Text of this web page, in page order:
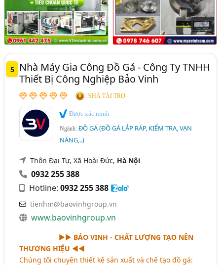
5
Nhà Máy Gia Công Đồ Gá - Công Ty TNHH
Thiết Bị Công Nghiệp Bảo Vinh
NHÀ TÀI TRỢ
Được xác minh
Ngành:ĐỒ GÁ (ĐỒ GÁ LẮP RÁP, KIỂM TRA, VẠN
NĂNG,..)
Thôn Đại Tự, Xã Hoài Đức, Hà Nội
0932 255 388
Hotline:0932 255 388
tienhm@baovinhgroup.vn
www.baovinhgroup.vn
►► BẢO VINH - CHẤT LƯỢNG TẠO NÊN
THƯƠNG HIỆU ◄◄
Chúng tôi chuyên thiết kế sản xuất và chế tạo đồ gá: